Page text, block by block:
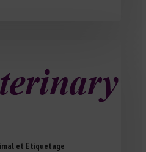
et Etiquetage